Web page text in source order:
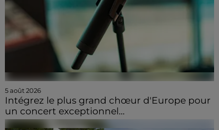
5 août 2026
Intégrez le plus grand chœur d'Europe pour
un concert exceptionnel...